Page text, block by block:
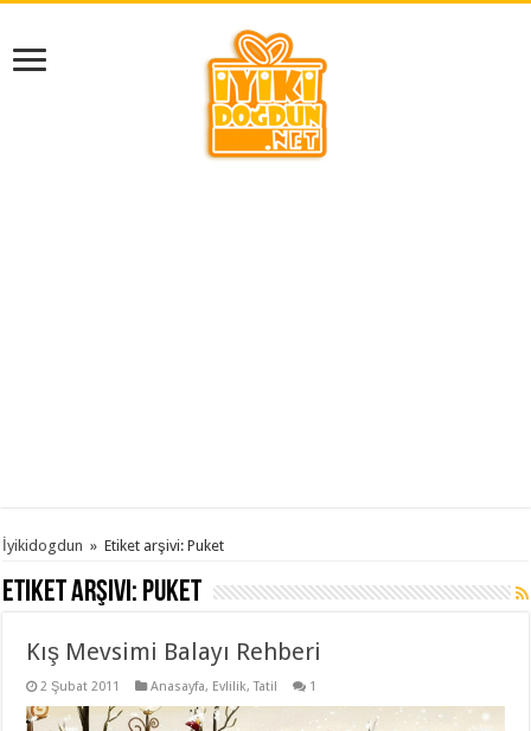
İyikidogdun » Etiket arşivi: Puket
Etiket arşivi: Puket
Kış Mevsimi Balayı Rehberi
2 Şubat 2011 Anasayfa, Evlilik,Tatil 1